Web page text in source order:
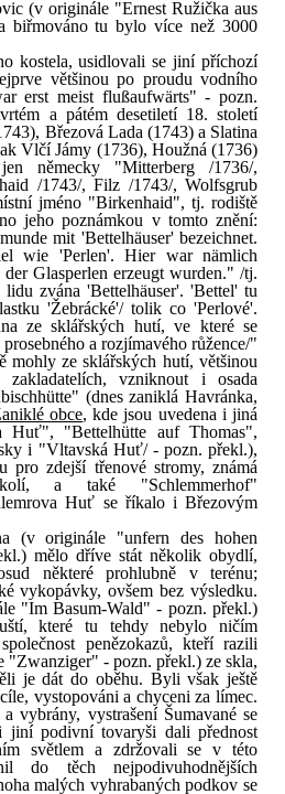
(v originále "Ernest Ružička aus
biřmováno tu bylo více než 3000
kostela, usidlovali se jiní příchozí
většinou po proudu vodního
erst meist flußaufwärts" - pozn.
a pátém desetiletí 18. století
Březová Lada (1743) a Slatina
Vlčí Jámy (1736), Houžná (1736)
německy "Mitterberg /1736/,
/1743/, Filz /1743/, Wolfsgrub
jméno "Birkenhaid", tj. rodiště
jeho poznámkou v tomto znění:
mit 'Bettelhäuser' bezeichnet.
wie 'Perlen'. Hier war nämlich
Glasperlen erzeugt wurden." /tj.
zvána 'Bettelhäuser'. 'Bettel' tu
'Žebrácké'/ tolik co 'Perlové'.
ze sklářských hutí, ve které se
a rozjímavého růžence/"
mohly ze sklářských hutí, většinou
vzniknout i osada
(dnes zaniklá Havránka,
obce, kde jsou uvedena i jiná
Huť", "Bettelhütte auf Thomas",
i "Vltavská Huť/ - pozn. překl.),
pro zdejší třenové stromy, známá
a také "Schlemmerhof"
Huť se říkalo i Březovým
(v originále "unfern des hohen
mělo dříve stát několik obydlí,
některé prohlubně v terénu;
vykopávky, ovšem bez výsledku.
"Im Basum-Wald" - pozn. překl.)
které tu tehdy nebylo ničím
penězokazů, kteří razili
"Zwanziger" - pozn. překl.) ze skla,
je dát do oběhu. Byli však ještě
vystopováni a chyceni za límec.
vybrány, vystrašení Šumavané se
podivní tovaryši dali přednost
světlem a zdržovali se v této
do těch nejpodivuhodnějších
malých vyhrabaných podkov se